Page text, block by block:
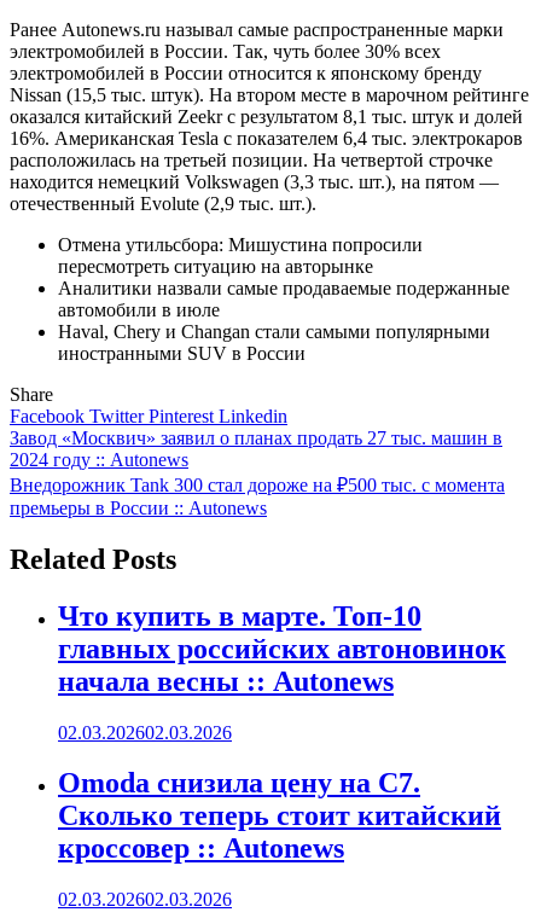
Ранее Autonews.ru называл самые распространенные марки
электромобилей в России. Так, чуть более 30% всех
электромобилей в России относится к японскому бренду
Nissan (15,5 тыс. штук). На втором месте в марочном рейтинге
оказался китайский Zeekr с результатом 8,1 тыс. штук и долей
16%. Американская Tesla с показателем 6,4 тыс. электрокаров
расположилась на третьей позиции. На четвертой строчке
находится немецкий Volkswagen (3,3 тыс. шт.), на пятом —
отечественный Evolute (2,9 тыс. шт.).
Отмена утильсбора: Мишустина попросили
пересмотреть ситуацию на авторынке
Аналитики назвали самые продаваемые подержанные
автомобили в июле
Haval, Chery и Changan стали самыми популярными
иностранными SUV в России
Share
Facebook TwitterPinterest Linkedin
Навигация
по
записям
Завод «Москвич» заявил о планах продать 27 тыс. машин в
2024 году :: Autonews
Внедорожник Tank 300 стал дороже на ₽500 тыс. с момента
премьеры в России :: Autonews
Related Posts
Что купить в марте. Топ-10
главных российских автоновинок
начала весны :: Autonews
02.03.202602.03.2026
Omoda снизила цену на C7.
Сколько теперь стоит китайский
кроссовер :: Autonews
02.03.202602.03.2026